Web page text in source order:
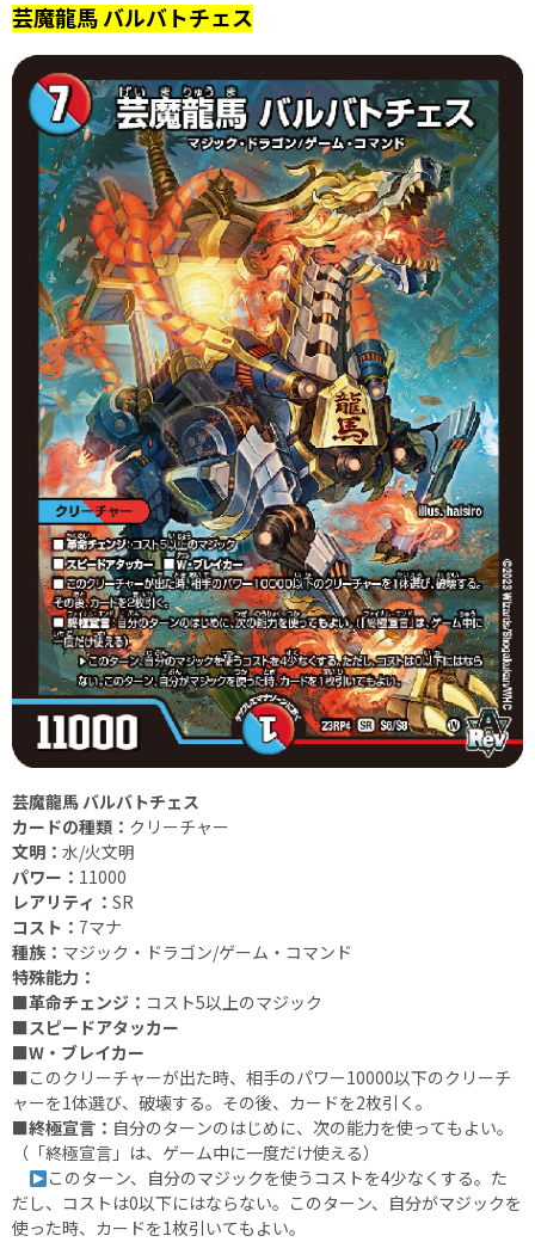
芸魔龍馬 バルバトチェス
芸魔龍馬 バルバトチェス
カードの種類： クリーチャー
文明： 水/火文明
パワー： 11000
レアリティ： SR
コスト： 7マナ
種族： マジック・ドラゴン/ゲーム・コマンド
特殊能力：
■革命チェンジ： コスト5以上のマジック
■スピードアタッカー
■W・ブレイカー
■このクリーチャーが出た時、相手のパワー10000以下のクリーチ
ャーを1体選び、破壊する。その後、カードを2枚引く。
■終極宣言： 自分のターンのはじめに、次の能力を使ってもよい。
（「終極宣言」は、ゲーム中に一度だけ使える）
このターン、自分のマジックを使うコストを4少なくする。た
だし、コストは0以下にはならない。このターン、自分がマジックを
使った時、カードを1枚引いてもよい。